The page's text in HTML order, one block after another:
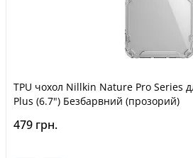
TPU чохол Nillkin Nature Pro Series
Plus (6.7") Безбарвний (прозорий)
479 грн.